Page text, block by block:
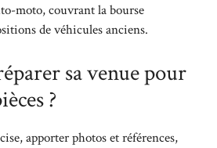
moto, couvrant la bourse
de véhicules anciens.
sa venue pour
?
apporter photos et références,